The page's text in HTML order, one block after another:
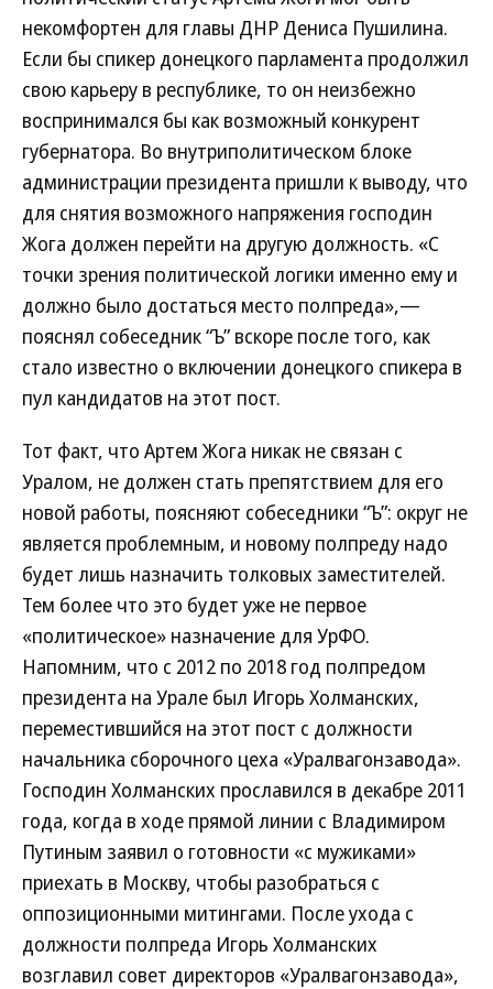
некомфортен для главы ДНР Дениса Пушилина.
Если бы спикер донецкого парламента продолжил
свою карьеру в республике, то он неизбежно
воспринимался бы как возможный конкурент
губернатора. Во внутриполитическом блоке
администрации президента пришли к выводу, что
для снятия возможного напряжения господин
Жога должен перейти на другую должность. «С
точки зрения политической логики именно ему и
должно было достаться место полпреда»,—
пояснял собеседник “Ъ” вскоре после того, как
стало известно о включении донецкого спикера в
пул кандидатов на этот пост.
Тот факт, что Артем Жога никак не связан с
Уралом, не должен стать препятствием для его
новой работы, поясняют собеседники “Ъ”: округ не
является проблемным, и новому полпреду надо
будет лишь назначить толковых заместителей.
Тем более что это будет уже не первое
«политическое» назначение для УрФО.
Напомним, что с 2012 по 2018 год полпредом
президента на Урале был Игорь Холманских,
переместившийся на этот пост с должности
начальника сборочного цеха «Уралвагонзавода».
Господин Холманских прославился в декабре 2011
года, когда в ходе прямой линии с Владимиром
Путиным заявил о готовности «с мужиками»
приехать в Москву, чтобы разобраться с
оппозиционными митингами. После ухода с
должности полпреда Игорь Холманских
возглавил совет директоров «Уралвагонзавода»,